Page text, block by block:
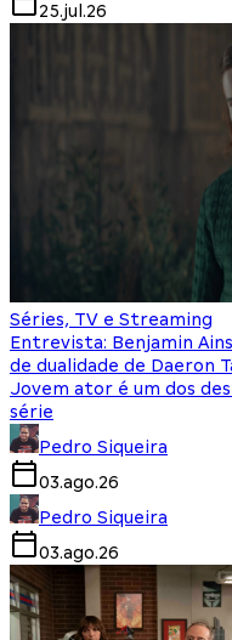
25.jul.26
Séries, TV e Streaming
Entrevista: Benjamin
de dualidade de Daeron
Jovem ator é um dos
série
Pedro Siqueira
03.ago.26
Pedro Siqueira
03.ago.26